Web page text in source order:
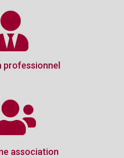
professionnel
association